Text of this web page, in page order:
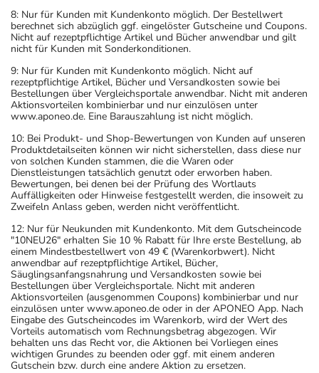
8: Nur für Kunden mit Kundenkonto möglich. Der Bestellwert
berechnet sich abzüglich ggf. eingelöster Gutscheine und Coupons.
Nicht auf rezeptpflichtige Artikel und Bücher anwendbar und gilt
nicht für Kunden mit Sonderkonditionen.
9: Nur für Kunden mit Kundenkonto möglich. Nicht auf
rezeptpflichtige Artikel, Bücher und Versandkosten sowie bei
Bestellungen über Vergleichsportale anwendbar. Nicht mit anderen
Aktionsvorteilen kombinierbar und nur einzulösen unter
www.aponeo.de. Eine Barauszahlung ist nicht möglich.
10: Bei Produkt- und Shop-Bewertungen von Kunden auf unseren
Produktdetailseiten können wir nicht sicherstellen, dass diese nur
von solchen Kunden stammen, die die Waren oder
Dienstleistungen tatsächlich genutzt oder erworben haben.
Bewertungen, bei denen bei der Prüfung des Wortlauts
Auffälligkeiten oder Hinweise festgestellt werden, die insoweit zu
Zweifeln Anlass geben, werden nicht veröffentlicht.
12: Nur für Neukunden mit Kundenkonto. Mit dem Gutscheincode
"10NEU26" erhalten Sie 10 % Rabatt für Ihre erste Bestellung, ab
einem Mindestbestellwert von 49 € (Warenkorbwert). Nicht
anwendbar auf rezeptpflichtige Artikel, Bücher,
Säuglingsanfangsnahrung und Versandkosten sowie bei
Bestellungen über Vergleichsportale. Nicht mit anderen
Aktionsvorteilen (ausgenommen Coupons) kombinierbar und nur
einzulösen unter www.aponeo.de oder in der APONEO App. Nach
Eingabe des Gutscheincodes im Warenkorb, wird der Wert des
Vorteils automatisch vom Rechnungsbetrag abgezogen. Wir
behalten uns das Recht vor, die Aktionen bei Vorliegen eines
wichtigen Grundes zu beenden oder ggf. mit einem anderen
Gutschein bzw. durch eine andere Aktion zu ersetzen.